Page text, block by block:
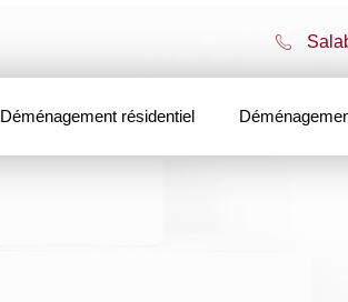
Déménagement résidentiel